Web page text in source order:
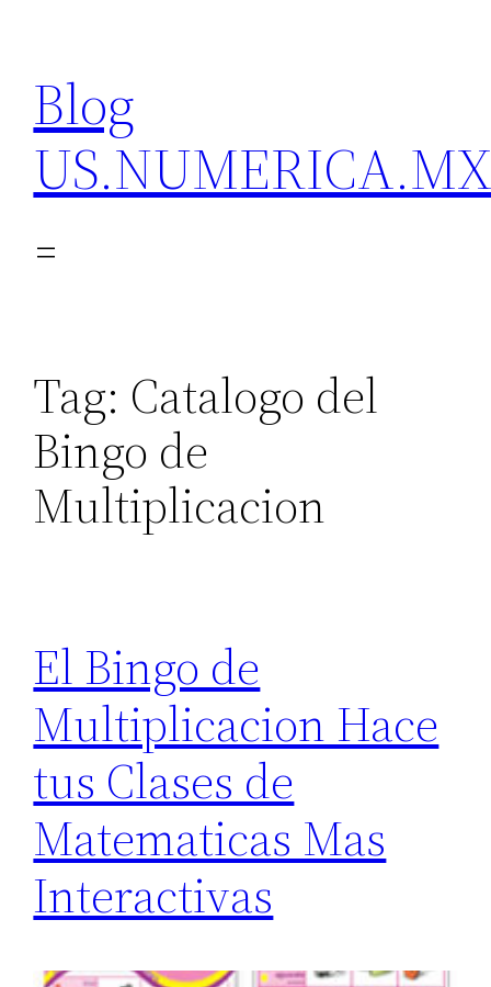
content
Blog
Tag: Catalogo del
Bingo de
Multiplicacion
El Bingo de
Multiplicacion Hace
tus Clases de
Matematicas Mas
Interactivas